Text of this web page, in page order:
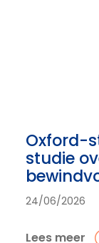
Oxford-
studie
24/06/2026
Lees meer